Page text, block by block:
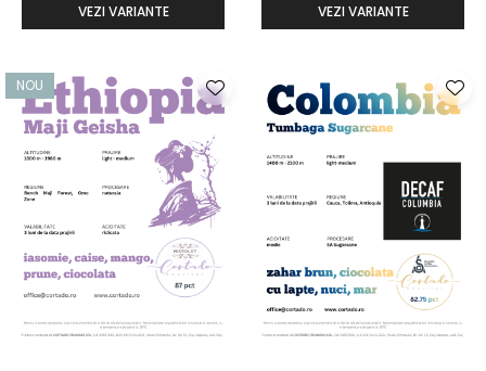
VEZI VARIANTE VEZI VARIANTE
NOU